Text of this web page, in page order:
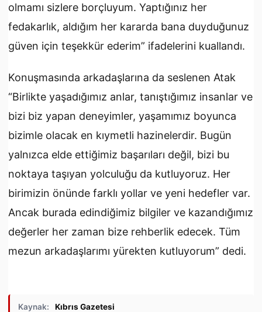
olmamı sizlere borçluyum. Yaptığınız her
fedakarlık, aldığım her kararda bana duyduğunuz
güven için teşekkür ederim” ifadelerini kuallandı.
Konuşmasında arkadaşlarına da seslenen Atak
“Birlikte yaşadığımız anlar, tanıştığımız insanlar ve
bizi biz yapan deneyimler, yaşamımız boyunca
bizimle olacak en kıymetli hazinelerdir. Bugün
yalnızca elde ettiğimiz başarıları değil, bizi bu
noktaya taşıyan yolculuğu da kutluyoruz. Her
birimizin önünde farklı yollar ve yeni hedefler var.
Ancak burada edindiğimiz bilgiler ve kazandığımız
değerler her zaman bize rehberlik edecek. Tüm
mezun arkadaşlarımı yürekten kutluyorum” dedi.
Kaynak: Kıbrıs Gazetesi